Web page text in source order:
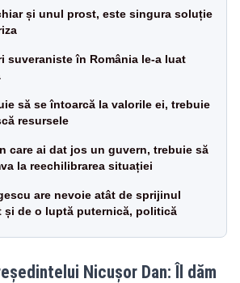
și unul prost, este singura soluție
suveraniste în România le-a luat
să se întoarcă la valorile ei, trebuie
resursele
care ai dat jos un guvern, trebuie să
la reechilibrarea situației
are nevoie atât de sprijinul
și de o luptă puternică, politică
Nicușor Dan: Îl dăm